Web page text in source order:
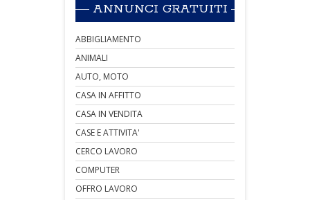
ANNUNCI GRATUITI
ABBIGLIAMENTO
ANIMALI
AUTO, MOTO
CASA IN AFFITTO
CASA IN VENDITA
CASE E ATTIVITA'
CERCO LAVORO
COMPUTER
OFFRO LAVORO